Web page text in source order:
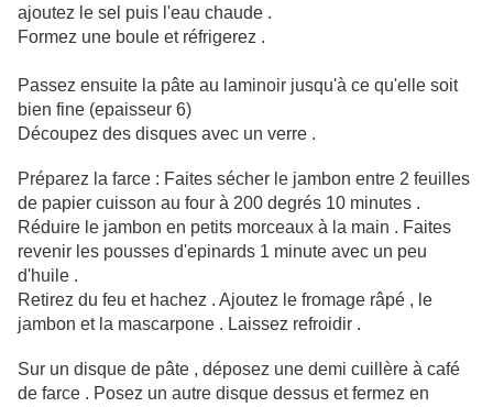
ajoutez le sel puis l'eau chaude .
Formez une boule et réfrigerez .
Passez ensuite la pâte au laminoir jusqu'à ce qu'elle soit
bien fine (epaisseur 6)
Découpez des disques avec un verre .
Préparez la farce : Faites sécher le jambon entre 2 feuilles
de papier cuisson au four à 200 degrés 10 minutes .
Réduire le jambon en petits morceaux à la main . Faites
revenir les pousses d'epinards 1 minute avec un peu
d'huile .
Retirez du feu et hachez . Ajoutez le fromage râpé , le
jambon et la mascarpone . Laissez refroidir .
Sur un disque de pâte , déposez une demi cuillère à café
de farce . Posez un autre disque dessus et fermez en